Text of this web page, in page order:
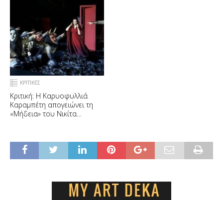
ΚΡΙΤΙΚΕΣ
Κριτική: Η Καρυοφυλλιά
Καραμπέτη απογειώνει τη
«Μήδεια» του Νικίτα